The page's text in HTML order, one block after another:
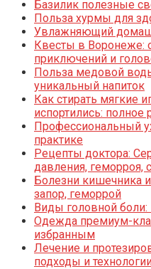
Базилик полезные
Польза хурмы для
Увлажняющий
Квесты в Воронеже:
приключений и
Польза медовой
уникальный напиток
Как стирать мягкие
испортились: полное
Профессиональный
практике
Рецепты доктора:
давления, геморроя,
Болезни кишечника
запор, геморрой
Виды головной боли:
Одежда премиум-
избранным
Лечение и
подходы и